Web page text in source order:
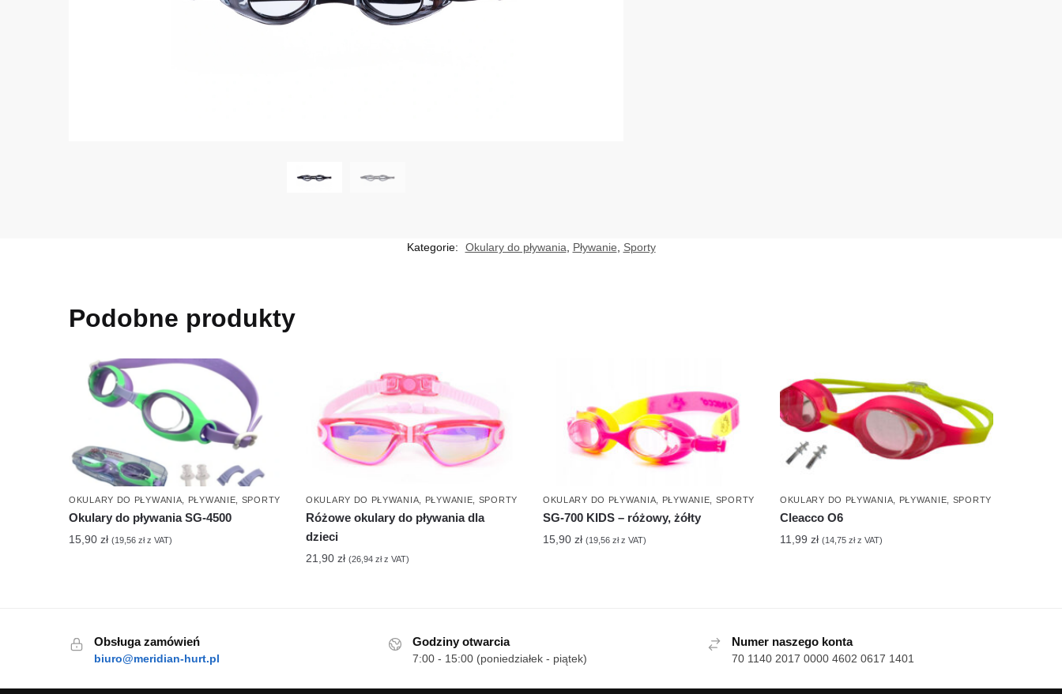
Kategorie: Okulary do pływania Pływanie Sporty
Podobne produkty
OKULARY DO PŁYWANIA PŁYWANIE SPORTY
Okulary do pływania SG-4500
15,90zł (19,56złz VAT)
OKULARY DO PŁYWANIA PŁYWANIE SPORTY
Różowe okulary do pływania dla
dzieci
21,90 zł (26,94 złz VAT)
OKULARY DO PŁYWANIA PŁYWANIE SPORTY
SG-700 KIDS – różowy, żółty
15,90 zł (19,56 złz VAT)
OKULARY DO PŁYWANIA PŁYWANIE SPORTY
Cleacco O6
11,99 zł (14,75 złz VAT)
Obsługa zamówień
biuro@meridian-hurt.pl
Godziny otwarcia
7:00 - 15:00 (poniedziałek - piątek)
Numer naszego konta
70 1140 2017 0000 4602 0617 1401